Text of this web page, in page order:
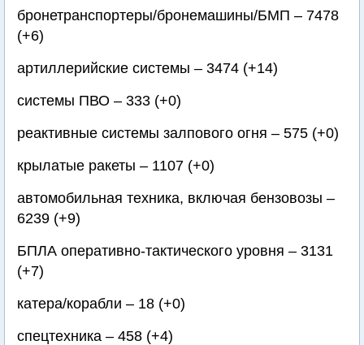
бронетранспортеры/бронемашины/БМП – 7478
(+6)
артиллерийские системы – 3474 (+14)
системы ПВО – 333 (+0)
реактивные системы залпового огня – 575 (+0)
крылатые ракеты – 1107 (+0)
автомобильная техника, включая бензовозы –
6239 (+9)
БПЛА оперативно-тактического уровня – 3131
(+7)
катера/корабли – 18 (+0)
спецтехника – 458 (+4)